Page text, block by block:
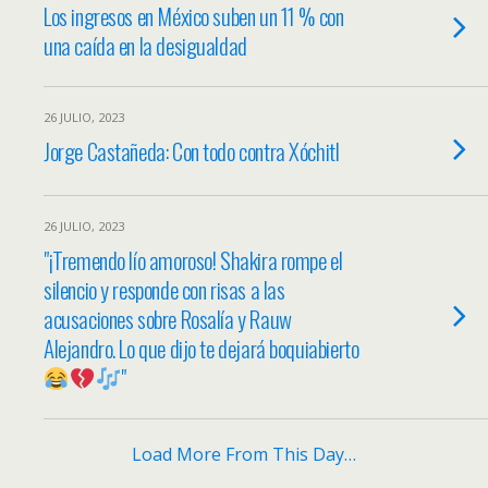
Los ingresos en México suben un 11 % con
una caída en la desigualdad
26 JULIO, 2023
Jorge Castañeda: Con todo contra Xóchitl
26 JULIO, 2023
"¡Tremendo lío amoroso! Shakira rompe el
silencio y responde con risas a las
acusaciones sobre Rosalía y Rauw
Alejandro. Lo que dijo te dejará boquiabierto
"
Load More From This Day…